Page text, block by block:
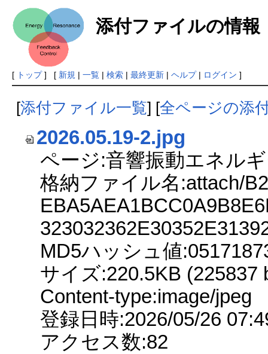
添付ファイルの情報
[ トップ] [ 新規 | 一覧| 検索| 最終更新| ヘルプ| ログイン ]
[添付ファイル一覧] [全ページの添
2026.05.19-2.jpg
ページ:音響振動エネル
格納ファイル名:attach/
MD5ハッシュ値
サイズ:220.5KB (225837
Content-type:image/jpeg
登録日時:2026/05/26
アクセス数:82